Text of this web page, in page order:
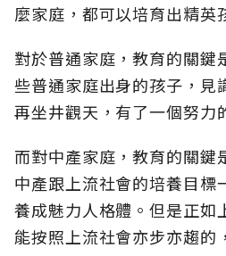
麼家庭，都可以培育出精英
對於普通家庭，教育的關鍵
些普通家庭出身的孩子，見
再坐井觀天，有了一個努力
而對中產家庭，教育的關鍵
中產跟上流社會的培養目標
養成魅力人格體。但是正如
能按照上流社會亦步亦趨的